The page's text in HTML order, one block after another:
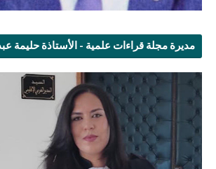
مديرة مجلة قراءات علمية - الأستاذة حليمة